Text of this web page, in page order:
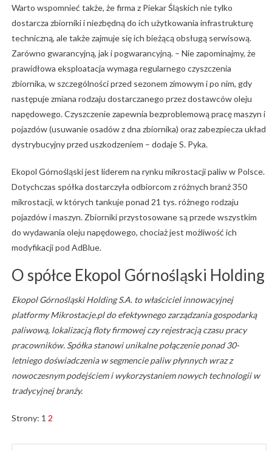
Warto wspomnieć także, że firma z Piekar Śląskich nie tylko
dostarcza zbiorniki i niezbędną do ich użytkowania infrastrukturę
techniczną, ale także zajmuje się ich bieżącą obsługą serwisową.
Zarówno gwarancyjną, jak i pogwarancyjną. – Nie zapominajmy, że
prawidłowa eksploatacja wymaga regularnego czyszczenia
zbiornika, w szczególności przed sezonem zimowym i po nim, gdy
następuje zmiana rodzaju dostarczanego przez dostawców oleju
napędowego. Czyszczenie zapewnia bezproblemową pracę maszyn i
pojazdów (usuwanie osadów z dna zbiornika) oraz zabezpiecza układ
dystrybucyjny przed uszkodzeniem – dodaje S. Pyka.
Ekopol Górnośląski jest liderem na rynku mikrostacji paliw w Polsce.
Dotychczas spółka dostarczyła odbiorcom z różnych branż 350
mikrostacji, w których tankuje ponad 21 tys. różnego rodzaju
pojazdów i maszyn. Zbiorniki przystosowane są przede wszystkim
do wydawania oleju napędowego, chociaż jest możliwość ich
modyfikacji pod AdBlue.
O spółce Ekopol Górnośląski Holding
Ekopol Górnośląski Holding S.A. to właściciel innowacyjnej
platformy Mikrostacje.pl do efektywnego zarządzania gospodarką
paliwową, lokalizacją floty firmowej czy rejestracją czasu pracy
pracowników. Spółka stanowi unikalne połączenie ponad 30-
letniego doświadczenia w segmencie paliw płynnych wraz z
nowoczesnym podejściem i wykorzystaniem nowych technologii w
tradycyjnej branży.
Strony: 1 2